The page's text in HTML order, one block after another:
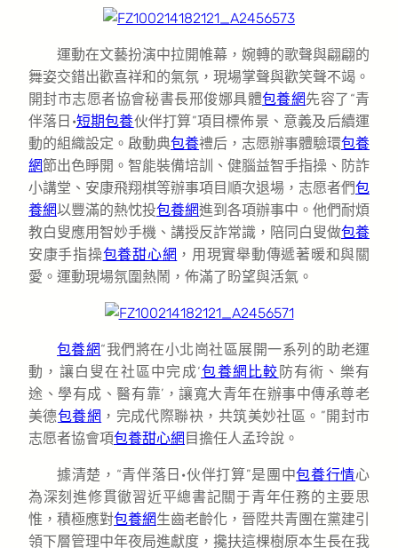
運動在文藝扮演中拉開帷幕，婉轉的歌聲與翩翩的
舞姿交錯出歡喜祥和的氣氛，現場掌聲與歡笑聲不竭。
開封市志愿者協會秘書長邢俊娜具體包養網先容了“青
伴落日·短期包養伙伴打算”項目標佈景、意義及后續運
動的組織設定。啟動典包養禮后，志愿辦事體驗環包養
網節出色睜開。智能裝備培訓、健腦益智手指操、防詐
小講堂、安康飛翔棋等辦事項目順次退場，志愿者們包
養網以豐滿的熱忱投包養網進到各項辦事中。他們耐煩
教白叟應用智妙手機、講授反詐常識，陪同白叟做包養
安康手指操包養甜心網 ，用現實舉動傳遞著暖和與關
愛。運動現場氛圍熱鬧，佈滿了盼望與活氣。
包養網“我們將在小北崗社區展開一系列的助老運
動，讓白叟在社區中完成‘包養網比較 防有術、樂有
途、學有成、醫有靠’，讓寬大青年在辦事中傳承尊老
美德包養網 ，完成代際聯袂，共筑美妙社區。”開封市
志愿者協會項包養甜心網 目擔任人孟玲說。
據清楚，“青伴落日·伙伴打算”是團中包養行情心
為深刻進修貫徹習近平總書記關于青年任務的主要思
惟，積極應對包養網生齒老齡化，晉陞共青團在黨建引
領下層管理中年夜局進獻度，攙扶這棵樹原本生長在我